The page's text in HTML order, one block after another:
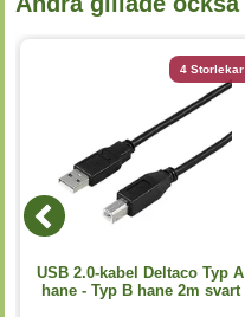
4 Storlekar
USB 2.0-kabel Deltaco Typ A
hane - Typ B hane 2m svart